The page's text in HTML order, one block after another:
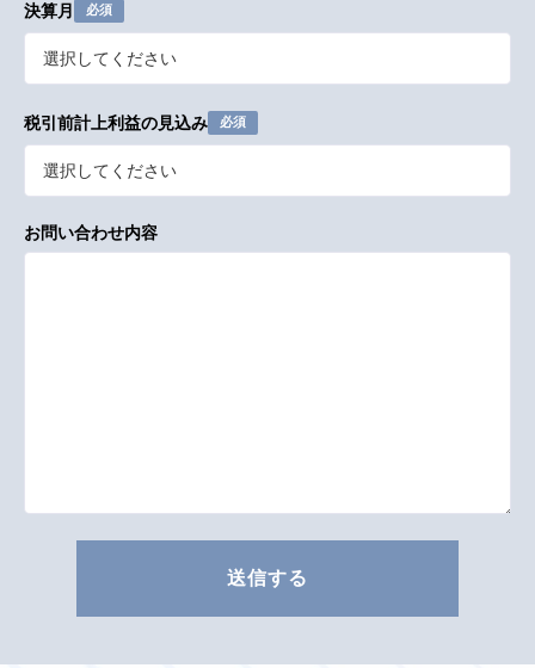
決算月 必須
税引前計上利益の見込み 必須
お問い合わせ内容
送信する